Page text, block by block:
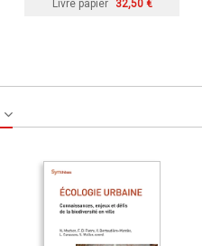
Livre papier 32,50 €